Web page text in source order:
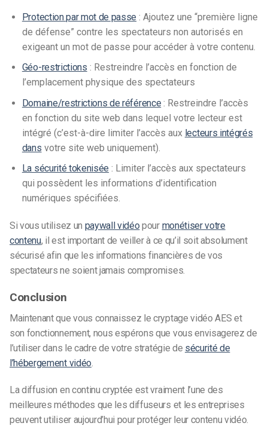
Protection par mot de passe : Ajoutez une “première ligne
de défense” contre les spectateurs non autorisés en
exigeant un mot de passe pour accéder à votre contenu.
Géo-restrictions : Restreindre l’accès en fonction de
l’emplacement physique des spectateurs
Domaine/restrictions de référence : Restreindre l’accès
en fonction du site web dans lequel votre lecteur est
intégré (c’est-à-dire limiter l’accès aux lecteurs intégrés
dans votre site web uniquement).
La sécurité tokenisée : Limiter l’accès aux spectateurs
qui possèdent les informations d’identification
numériques spécifiées.
Si vous utilisez un paywall vidéo pour monétiser votre
contenu, il est important de veiller à ce qu’il soit absolument
sécurisé afin que les informations financières de vos
spectateurs ne soient jamais compromises.
Conclusion
Maintenant que vous connaissez le cryptage vidéo AES et
son fonctionnement, nous espérons que vous envisagerez de
l’utiliser dans le cadre de votre stratégie de sécurité de
l’hébergement vidéo
La diffusion en continu cryptée est vraiment l’une des
meilleures méthodes que les diffuseurs et les entreprises
peuvent utiliser aujourd’hui pour protéger leur contenu vidéo.